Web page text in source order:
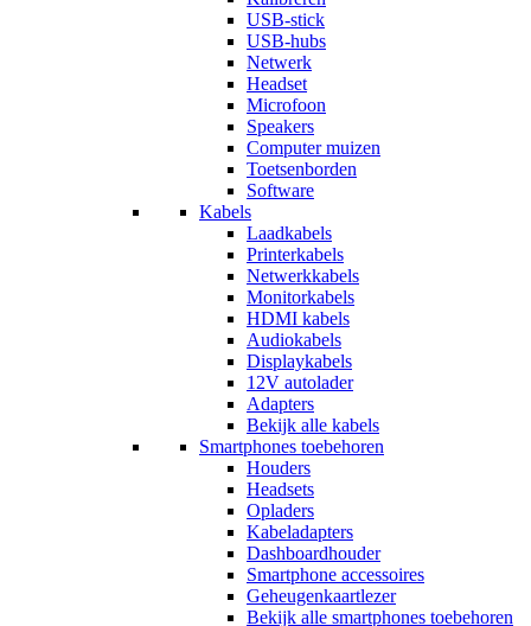
USB-stick
USB-hubs
Netwerk
Headset
Microfoon
Speakers
Computer muizen
Toetsenborden
Software
Kabels
Laadkabels
Printerkabels
Netwerkkabels
Monitorkabels
HDMI kabels
Audiokabels
Displaykabels
12V autolader
Adapters
Bekijk alle kabels
Smartphones toebehoren
Houders
Headsets
Opladers
Kabeladapters
Dashboardhouder
Smartphone accessoires
Geheugenkaartlezer
Bekijk alle smartphones toebehoren